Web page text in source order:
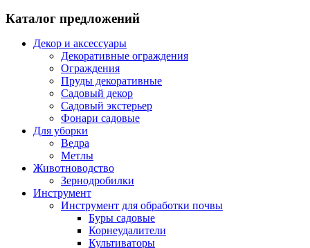
Каталог предложений
Декор и аксессуары
Декоративные ограждения
Ограждения
Пруды декоративные
Садовый декор
Садовый экстерьер
Фонари садовые
Для уборки
Ведра
Метлы
Животноводство
Зернодробилки
Инструмент
Инструмент для обработки почвы
Буры садовые
Корнеудалители
Культиваторы